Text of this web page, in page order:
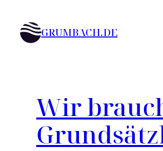
Inhalt
springenGRUMBACH.DE
Wir